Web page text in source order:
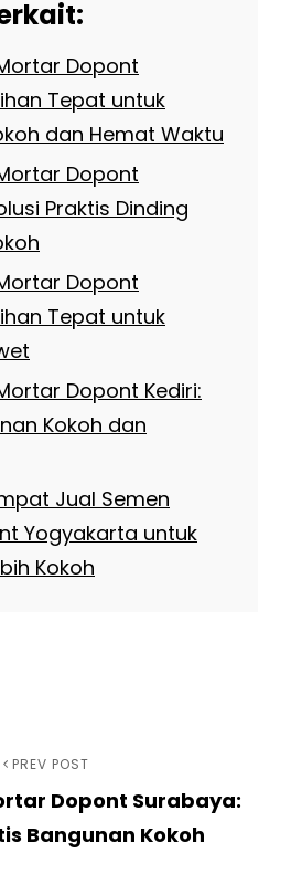
Dopont
Tepat untuk
dan Hemat Waktu
Dopont
Praktis Dinding
Dopont
Tepat untuk
Dopont Kediri:
Kokoh dan
Jual Semen
Yogyakarta untuk
Kokoh
PREV POST
Dopont Surabaya:
Bangunan Kokoh